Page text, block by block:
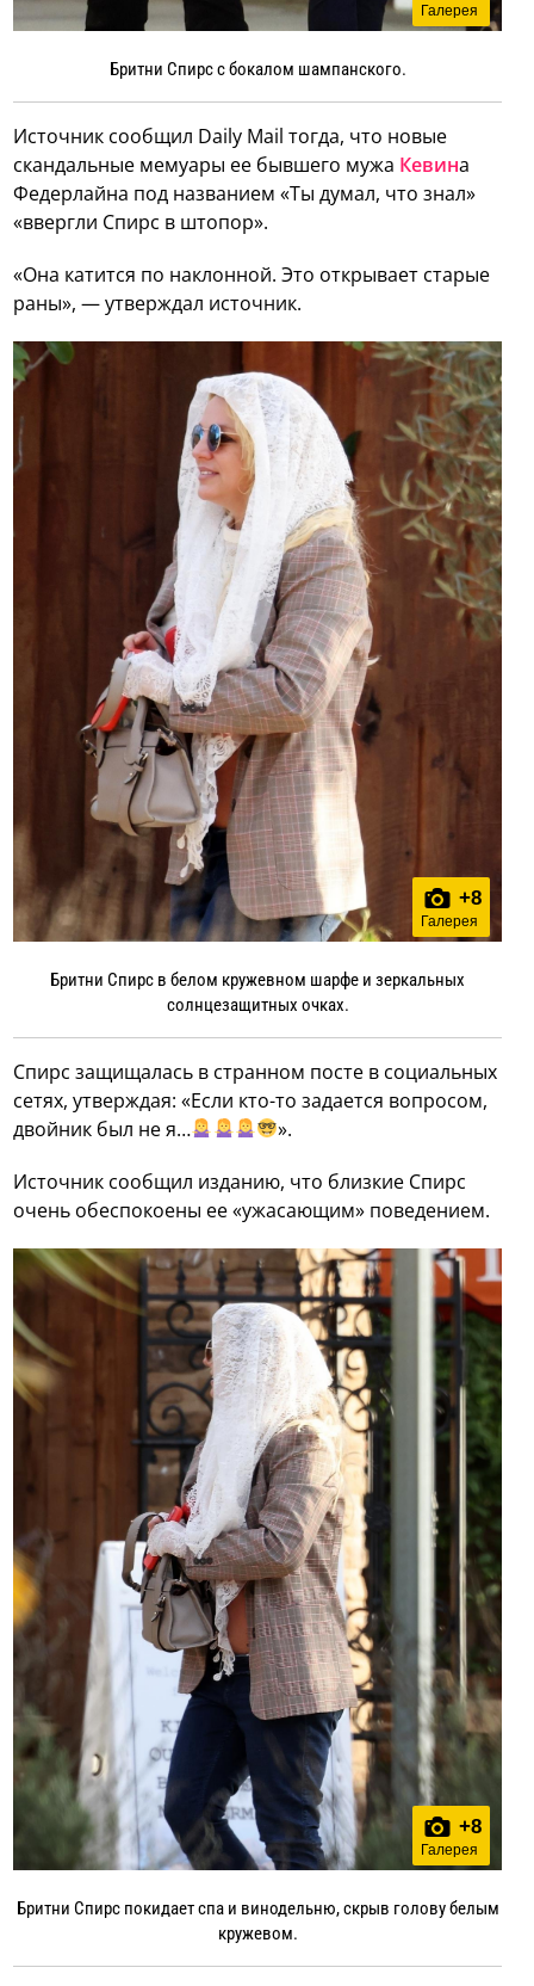
Галерея
Бритни Спирс с бокалом шампанского.
Источник сообщил Daily Mail тогда, что новые
скандальные мемуары ее бывшего мужа Кевина
Федерлайна под названием «Ты думал, что знал»
«ввергли Спирс в штопор».
«Она катится по наклонной. Это открывает старые
раны», — утверждал источник.
+8
Галерея
Бритни Спирс в белом кружевном шарфе и зеркальных
солнцезащитных очках.
Спирс защищалась в странном посте в социальных
сетях, утверждая: «Если кто-то задается вопросом,
двойник был не я…
».
Источник сообщил изданию, что близкие Спирс
очень обеспокоены ее «ужасающим» поведением.
+8
Галерея
Бритни Спирс покидает спа и винодельню, скрыв голову белым
кружевом.